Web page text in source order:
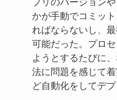
かが手動でコミッ
ればならないし、
可能だった。プロ
ようとするたびに
法に問題を感じて
ど自動化をしてデ